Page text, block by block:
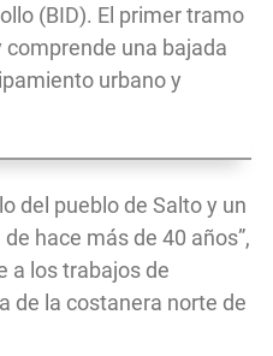
(BID). El primer tramo
una bajada
urbano y
del pueblo de Salto y un
hace más de 40 años”,
a los trabajos de
de la costanera norte de